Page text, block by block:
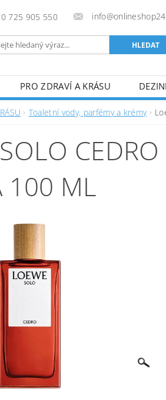
725 905 550
PRO ZDRAVÍ A KRÁSU
ZBOŽÍ - ODSTOUPENÍ OD
Toaletní vody, parfémy a krémy
100 ML